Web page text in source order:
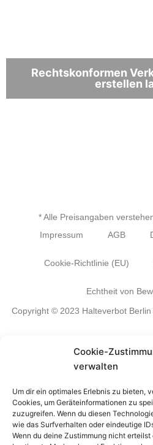
Cookie-
verwalten
Um dir ein optimales Erlebnis zu bieten,
Cookies, um Geräteinformationen zu
zuzugreifen. Wenn du diesen
wie das Surfverhalten oder eindeutige
Wenn du deine Zustimmung nicht
Rechtskonformen
erstellen
* Alle Preisangaben
Impressum
AGB
Cookie-Richtlinie (EU)
Echtheit von
Copyright © 2023 Halteverbot
Halteverbot Berlin beantragen
Halteverbot Baustelle